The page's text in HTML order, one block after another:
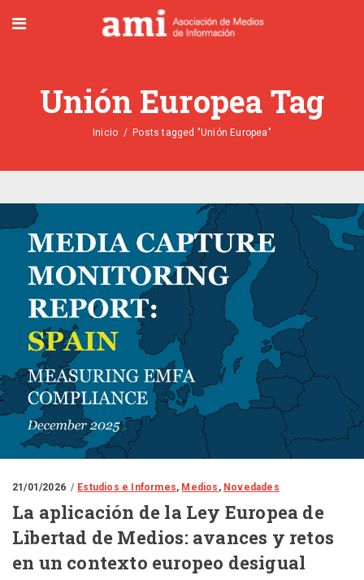
Unión Europea Tag
Inicio /Posts tagged "Unión Europea"
21/01/2026 Estudios e Informes, Medios , Novedades
La aplicación de la Ley Europea de
Libertad de Medios: avances y retos
en un contexto europeo desigual